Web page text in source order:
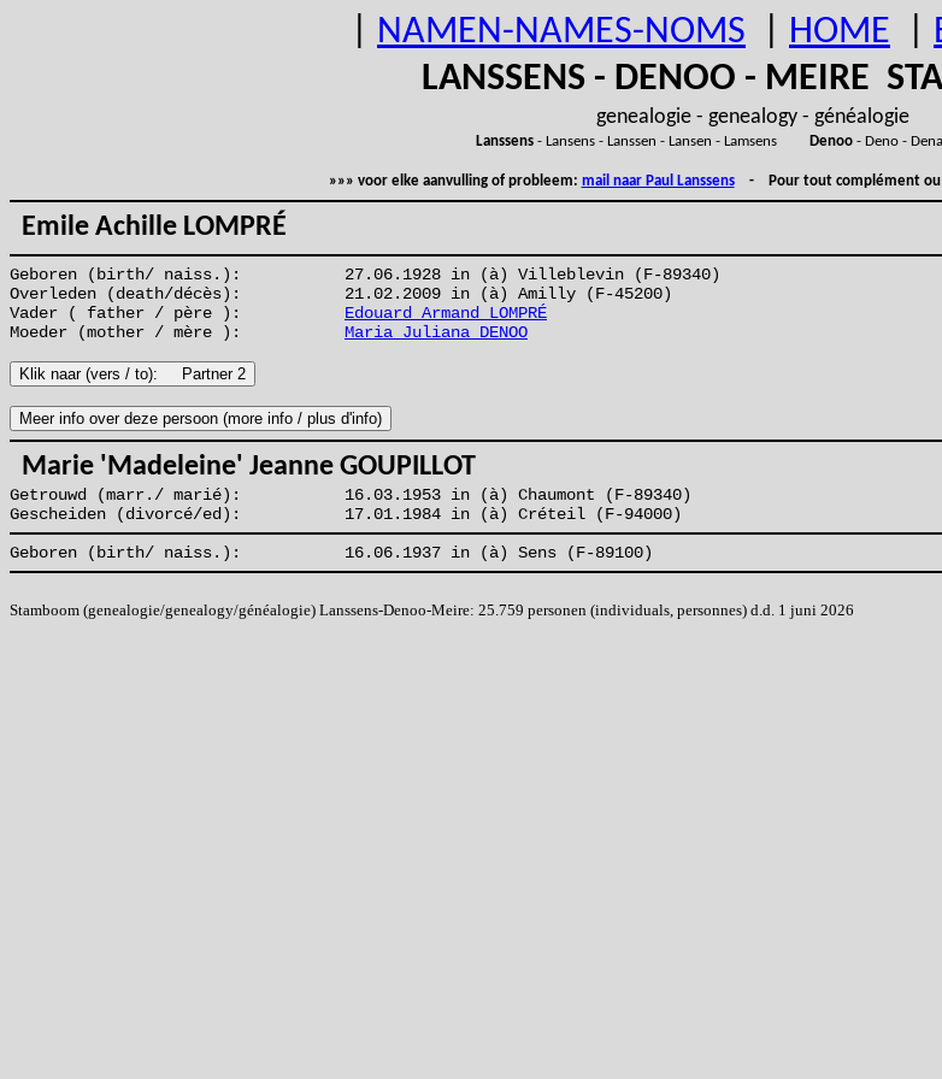
NAMEN-NAMES-NOMS HOME
LANSSENS - DENOO - MEIRE
genealogie - genealogy - généalogie
Lanssens- Lansens - Lanssen - Lansen - Lamsens Denoo- Deno -
»»» voor elke aanvulling of probleem: mail naar Paul Lanssens- Pour tout complément ou
Emile Achille LOMPRÉ
Geboren (birth/ naiss.):
27.06.1928 in (à) Villeblevin (F-89340)
Overleden (death/décès):
21.02.2009 in (à) Amilly (F-45200)
Vader ( father / père ):
Edouard Armand LOMPRÉ
Moeder (mother / mère ):
Maria Juliana DENOO
Marie 'Madeleine' Jeanne GOUPILLOT
Getrouwd (marr./ marié):
16.03.1953 in (à) Chaumont (F-89340)
Gescheiden (divorcé/ed):
17.01.1984 in (à) Créteil (F-94000)
Geboren (birth/ naiss.):
16.06.1937 in (à) Sens (F-89100)
Stamboom (genealogie/genealogy/généalogie) Lanssens-Denoo-Meire: 25.759 personen (individuals, personnes) d.d. 1 juni 2026